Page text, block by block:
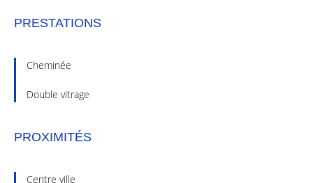
PRESTATIONS
Cheminée
Double vitrage
PROXIMITÉS
Centre ville